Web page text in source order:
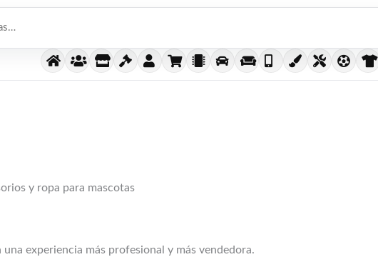
y ropa para mascotas
experiencia más profesional y más vendedora.